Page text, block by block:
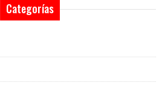
Categorías